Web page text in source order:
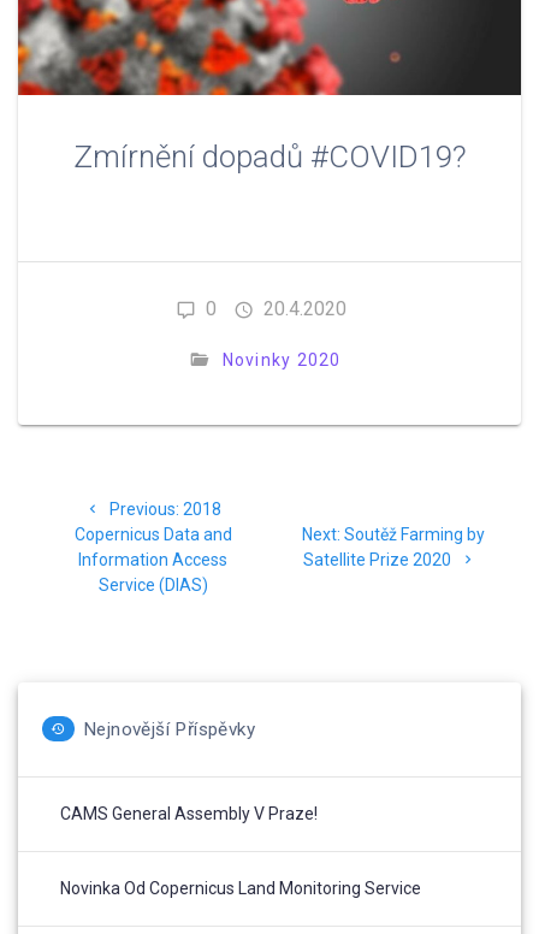
Zmírnění dopadů #COVID19?
0 20.4.2020
Novinky 2020
pro
příspěvek
Previous: Previous
post:
2018
Copernicus Data and
Information Access
Service (DIAS)
Next: Next
post:
Soutěž Farming by
Satellite Prize 2020
Nejnovější Příspěvky
CAMS General Assembly V Praze!
Novinka Od Copernicus Land Monitoring Service